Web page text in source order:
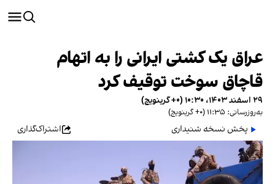
عراق یک کشتی ایرانی را به اتهام
قاچاق سوخت توقیف کرد
۲۹ اسفند ۱۴۰۳، ۱۰:۳۰ (‎+۰ گرینویچ)
به‌روزرسانی: ۱۱:۳۵ (‎+۰ گرینویچ)
پخش نسخه شنیداری اشتراک‌گذاری